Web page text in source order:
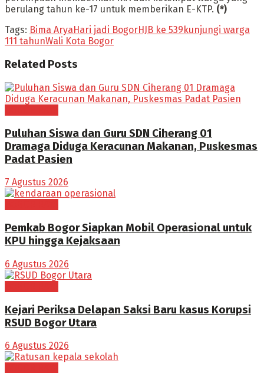
berulang tahun ke-17 untuk memberikan E-KTP. (*)
Tags: Bima Arya Hari jadi BogorHJB ke 539 kunjungi warga
111 tahunWali Kota Bogor
Related Posts
Puluhan Siswa dan Guru SDN Ciherang 01
Dramaga Diduga Keracunan Makanan, Puskesmas
Padat Pasien
7 Agustus 2026
Pemkab Bogor Siapkan Mobil Operasional untuk
KPU hingga Kejaksaan
6 Agustus 2026
Kejari Periksa Delapan Saksi Baru kasus Korupsi
RSUD Bogor Utara
6 Agustus 2026